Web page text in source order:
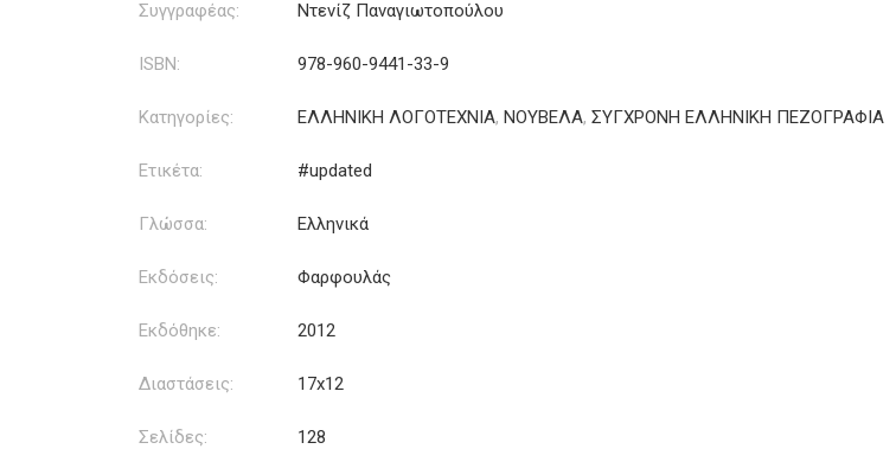
Συγγραφέας: Ντενίζ Παναγιωτοπούλου
ISBN: 978-960-9441-33-9
Κατηγορίες: ΕΛΛΗΝΙΚΗ ΛΟΓΟΤΕΧΝΙΑ, ΝΟΥΒΕΛΑ, ΣΥΓΧΡΟΝΗ ΕΛΛΗΝΙΚΗ ΠΕΖΟΓΡΑΦΙΑ
Ετικέτα: #updated
Γλώσσα: Ελληνικά
Εκδόσεις: Φαρφουλάς
Εκδόθηκε: 2012
Διαστάσεις: 17x12
Σελίδες: 128